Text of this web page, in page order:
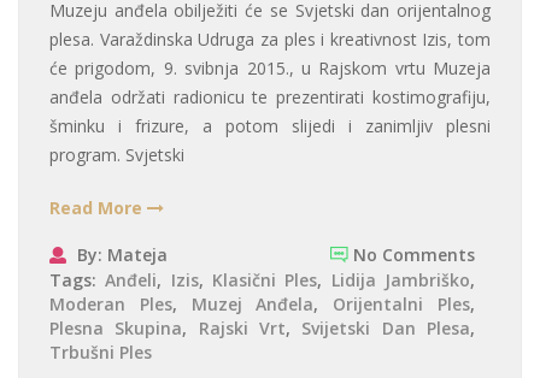
Muzeju anđela obilježiti će se Svjetski dan orijentalnog
plesa. Varaždinska Udruga za ples i kreativnost Izis, tom
će prigodom, 9. svibnja 2015., u Rajskom vrtu Muzeja
anđela održati radionicu te prezentirati kostimografiju,
šminku i frizure, a potom slijedi i zanimljiv plesni
program. Svjetski
Read More
By: Mateja
No Comments
Tags:Anđeli, Izis, Klasični Ples, Lidija Jambriško,
Moderan Ples, Muzej Anđela, Orijentalni Ples,
Plesna Skupina, Rajski Vrt, Svijetski Dan Plesa,
Trbušni Ples